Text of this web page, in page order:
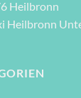
Heilbronn
Heilbronn